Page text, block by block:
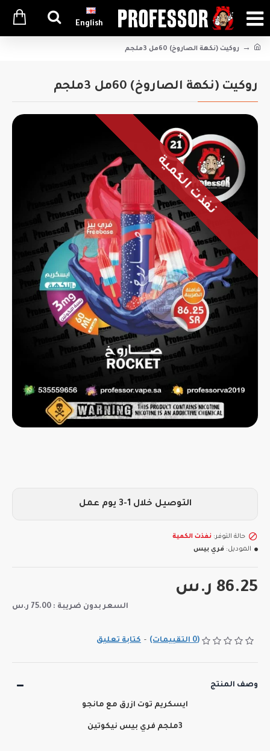
English
روكيت (نكهة الصاروخ) 60مل 3ملجم
روكيت (نكهة الصاروخ) 60مل 3ملجم
نفذت الكمية
(0 التقييمات) - كتابة تعليق
86.25 ر.س
السعر بدون ضريبة : 75.00 ر.س
حالة التوفر: نفذت الكمية
الموديل: فري بيس
التوصيل خلال 1-3 يوم عمل
وصف المنتج
ايسكريم توت ازرق مع مانجو
3ملجم فري بيس نيكوتين